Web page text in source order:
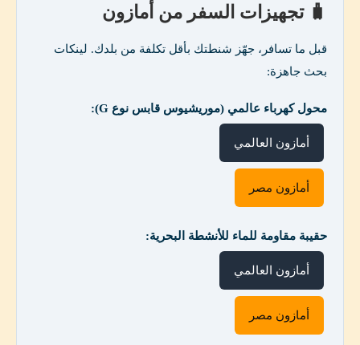
🧳 تجهيزات السفر من أمازون
قبل ما تسافر، جهّز شنطتك بأقل تكلفة من بلدك. لينكات
بحث جاهزة:
محول كهرباء عالمي (موريشيوس قابس نوع G):
أمازون العالمي
أمازون مصر
حقيبة مقاومة للماء للأنشطة البحرية:
أمازون العالمي
أمازون مصر